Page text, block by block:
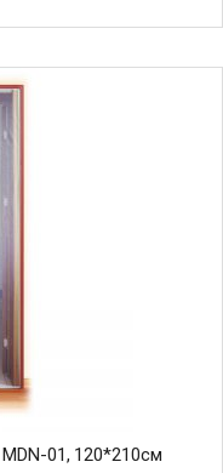
01, 120*210см